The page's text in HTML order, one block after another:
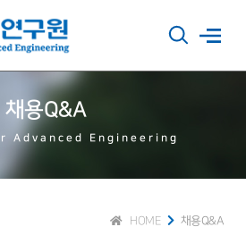
채용Q&A
Engineering
채용Q&A
HOME